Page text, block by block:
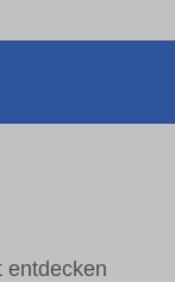
entdecken